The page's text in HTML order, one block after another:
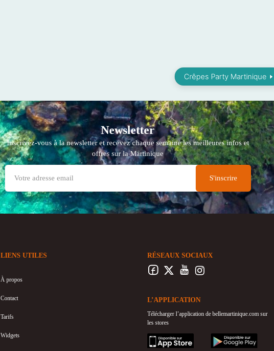
Crêpes Party Martinique
Newsletter
Inscrivez-vous à la newsletter et recevez chaque semaine les meilleures infos et
offres sur la Martinique
LIENS UTILES
À propos
Contact
Tarifs
Widgets
RÉSEAUX SOCIAUX
L’APPLICATION
Télécharger l’application de bellemartinique.com sur
les stores
appstore googleplay